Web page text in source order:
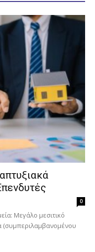
0
Μεγάλο μεσιτικό
(συμπεριλαμβανομένου